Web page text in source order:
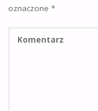
oznaczone *